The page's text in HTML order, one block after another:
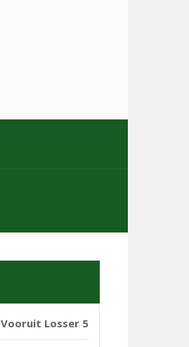
Vooruit Losser 5